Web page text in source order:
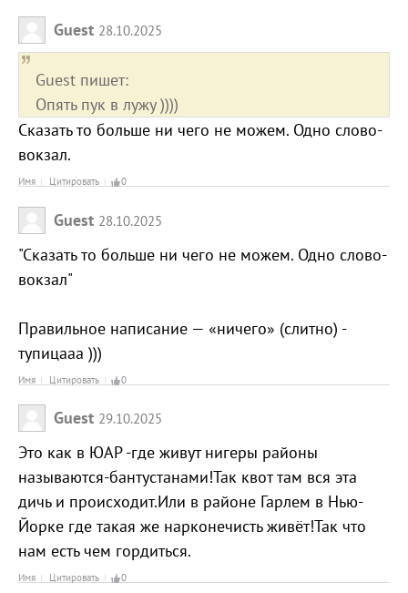
Guest 28.10.2025
Guest пишет:
Опять пук в лужу ))))
Сказать то больше ни чего не можем. Одно слово-
вокзал.
Имя Цитировать 0
Guest 28.10.2025
"Сказать то больше ни чего не можем. Одно слово-
вокзал"
Правильное написание — «ничего» (слитно) -
тупицааа )))
Имя Цитировать 0
Guest 29.10.2025
Это как в ЮАР -где живут нигеры районы
называются-бантустанами!Так квот там вся эта
дичь и происходит.Или в районе Гарлем в Нью-
Йорке где такая же нарконечисть живёт!Так что
нам есть чем гордиться.
Имя Цитировать 0